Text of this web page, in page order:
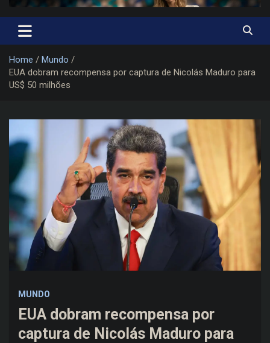
Home
Mundo
EUA dobram recompensa por captura de Nicolás Maduro para
US$ 50 milhões
MUNDO
EUA dobram recompensa por
captura de Nicolás Maduro para